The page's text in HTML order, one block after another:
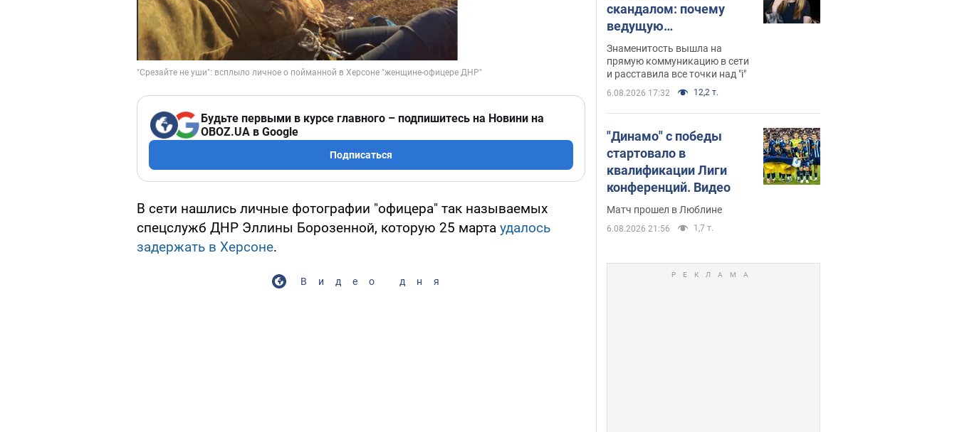
Будьте первыми в курсе главного – подпишитесь на Новини на
OBOZ.UA в Google
Подписаться
В сети нашлись личные фотографии "офицера" так называемых
спецслужб ДНР Эллины Борозенной, которую 25 марта удалось
задержать в Херсоне.
Видео дня
скандалом: почему
ведущую
несправедливо
захейтили
Знаменитость вышла на
прямую коммуникацию в сети
и расставила все точки над "i"
6.08.2026 17:32 12,2 т.
"Динамо" с победы
стартовало в
квалификации Лиги
конференций. Видео
Матч прошел в Люблине
6.08.2026 21:56 1,7 т.